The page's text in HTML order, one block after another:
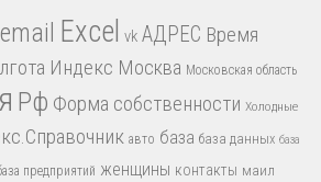
email Excel vk АДРЕС Время
Индекс Москва Московская область
Рф Форма собственности Холодные
авто база база данных база
предприятий женщины контакты маил